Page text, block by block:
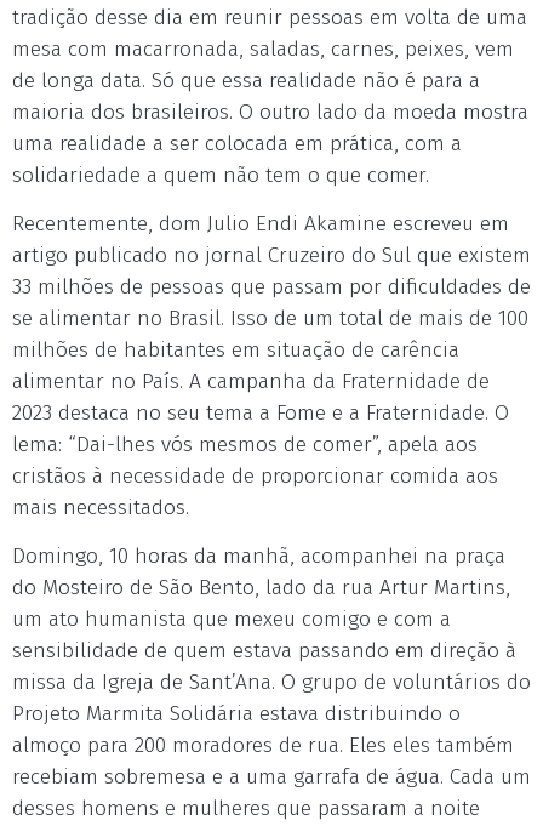
tradição desse dia em reunir pessoas em volta de uma
mesa com macarronada, saladas, carnes, peixes, vem
de longa data. Só que essa realidade não é para a
maioria dos brasileiros. O outro lado da moeda mostra
uma realidade a ser colocada em prática, com a
solidariedade a quem não tem o que comer.
Recentemente, dom Julio Endi Akamine escreveu em
artigo publicado no jornal Cruzeiro do Sul que existem
33 milhões de pessoas que passam por dificuldades de
se alimentar no Brasil. Isso de um total de mais de 100
milhões de habitantes em situação de carência
alimentar no País. A campanha da Fraternidade de
2023 destaca no seu tema a Fome e a Fraternidade. O
lema: “Dai-lhes vós mesmos de comer”, apela aos
cristãos à necessidade de proporcionar comida aos
mais necessitados.
Domingo, 10 horas da manhã, acompanhei na praça
do Mosteiro de São Bento, lado da rua Artur Martins,
um ato humanista que mexeu comigo e com a
sensibilidade de quem estava passando em direção à
missa da Igreja de Sant’Ana. O grupo de voluntários do
Projeto Marmita Solidária estava distribuindo o
almoço para 200 moradores de rua. Eles eles também
recebiam sobremesa e a uma garrafa de água. Cada um
desses homens e mulheres que passaram a noite